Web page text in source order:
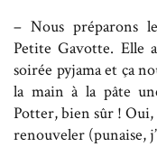
– Nous préparons
Petite Gavotte. Elle
soirée pyjama et ça
la main à la pâte
Potter, bien sûr ! Oui,
renouveler (punaise,